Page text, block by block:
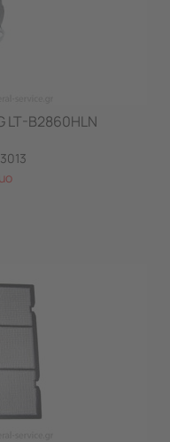
LT-B2860HLΝ